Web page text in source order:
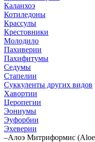
Каланхоэ
Котиледоны
Крассулы
Крестовники
Молодило
Пахиверии
Пахифитумы
Седумы
Стапелии
Суккуленты других видов
Хавортии
Церопегии
Эониумы
Эуфорбии
Эхеверии
–Алоэ Митриформис